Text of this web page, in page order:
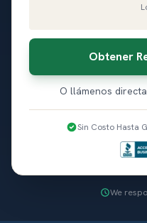
Obtener
O llámenos
Sin Costo Hasta
We